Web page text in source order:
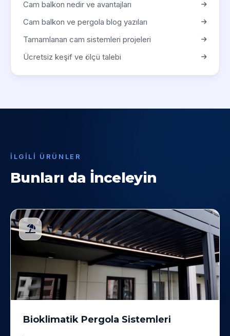
Cam balkon nedir ve avantajları
Cam balkon ve pergola blog yazıları
Tamamlanan cam sistemleri projeleri
Ücretsiz keşif ve ölçü talebi
İLGILI ÜRÜNLER
Bunları da İnceleyin
Bioklimatik Pergola Sistemleri